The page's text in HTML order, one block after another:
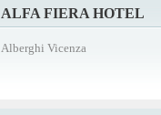
ALFA FIERA HOTEL
Alberghi Vicenza